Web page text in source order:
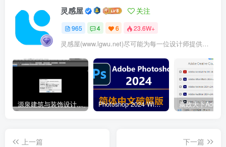
陶土砖铺装工艺.png
灵感屋 关注
965 4 6 23.6W+
灵感屋(www.lgwu.net)尽可能为每一位设计师提供更全面、更精致、更具有创意感的设计素材。努力成为景观设计师展示实力和互相学习的优质网络资源发布平台。
源泉建筑与装饰设计CAD插件工具箱（YQArch 6.7.4） Photoshop 2024 Win|Mac 简体中文破解版安装包下载及安装教程
上一篇
下一篇